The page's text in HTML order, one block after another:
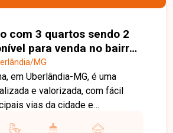
com 3 quartos sendo 2
para venda no bairro
MG
MG
em Uberlândia-MG, é uma
e valorizada, com fácil
vias da cidade e